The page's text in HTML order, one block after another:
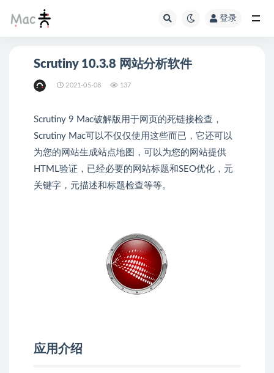
登录
Scrutiny 10.3.8 网站分析软件
2021-05-08 137
Scrutiny 9 Mac破解版用于网页的死链接检查，
Scrutiny Mac可以不仅仅使用这些而已，它还可以
为您的网站生成站点地图，可以为您的网站提供
HTML验证，已经必要的网站标题和SEO优化，元
关键字，元描述和标题检查等等。
应用介绍